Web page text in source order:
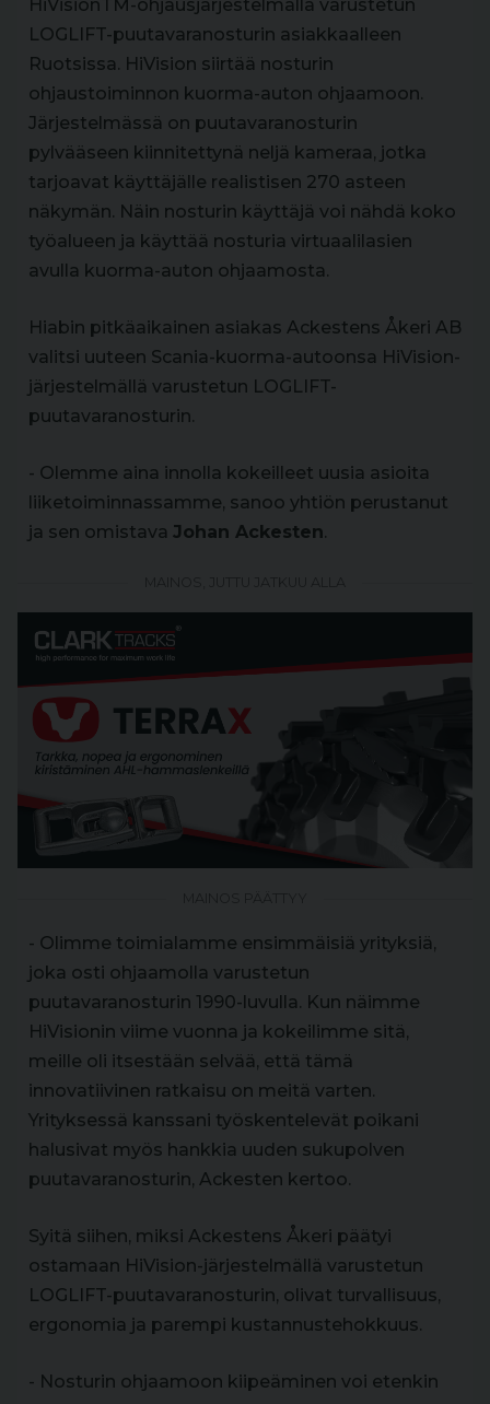
HiVisionTM-ohjausjärjestelmällä varustetun
LOGLIFT-puutavaranosturin asiakkaalleen
Ruotsissa. HiVision siirtää nosturin
ohjaustoiminnon kuorma-auton ohjaamoon.
Järjestelmässä on puutavaranosturin
pylvääseen kiinnitettynä neljä kameraa, jotka
tarjoavat käyttäjälle realistisen 270 asteen
näkymän. Näin nosturin käyttäjä voi nähdä koko
työalueen ja käyttää nosturia virtuaalilasien
avulla kuorma-auton ohjaamosta.
Hiabin pitkäaikainen asiakas Ackestens Åkeri AB
valitsi uuteen Scania-kuorma-autoonsa HiVision-
järjestelmällä varustetun LOGLIFT-
puutavaranosturin.
- Olemme aina innolla kokeilleet uusia asioita
liiketoiminnassamme, sanoo yhtiön perustanut
ja sen omistava Johan Ackesten.
- Olimme toimialamme ensimmäisiä yrityksiä,
joka osti ohjaamolla varustetun
puutavaranosturin 1990-luvulla. Kun näimme
HiVisionin viime vuonna ja kokeilimme sitä,
meille oli itsestään selvää, että tämä
innovatiivinen ratkaisu on meitä varten.
Yrityksessä kanssani työskentelevät poikani
halusivat myös hankkia uuden sukupolven
puutavaranosturin, Ackesten kertoo.
Syitä siihen, miksi Ackestens Åkeri päätyi
ostamaan HiVision-järjestelmällä varustetun
LOGLIFT-puutavaranosturin, olivat turvallisuus,
ergonomia ja parempi kustannustehokkuus.
- Nosturin ohjaamoon kiipeäminen voi etenkin